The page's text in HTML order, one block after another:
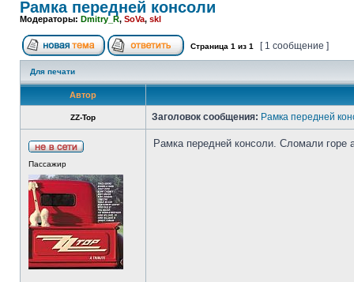
Рамка передней консоли
Модераторы: Dmitry_R, SoVa, skl
Страница 1 из 1 [ 1 сообщение ]
Для печати
Автор
ZZ-Top Заголовок сообщения: Рамка передней
Пассажир
Рамка передней консоли. Сломали